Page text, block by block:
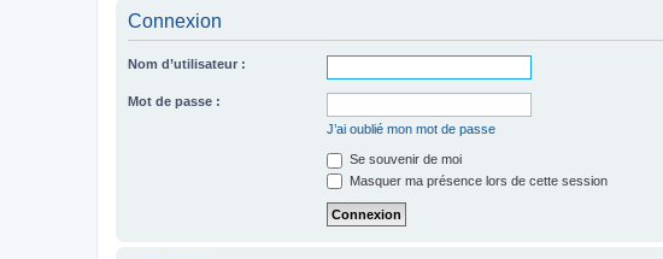
Connexion
Nom d’utilisateur :
Mot de passe :
J’ai oublié mon mot de passe
Se souvenir de moi
Masquer ma présence lors de cette session